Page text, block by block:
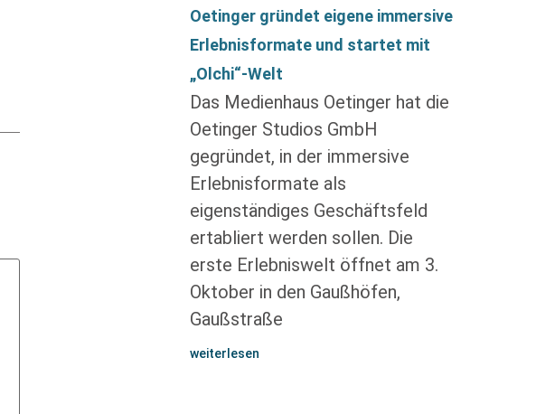
Oetinger gründet eigene immersive
Erlebnisformate und startet mit
„Olchi“-Welt
Das Medienhaus Oetinger hat die
Oetinger Studios GmbH
gegründet, in der immersive
Erlebnisformate als
eigenständiges Geschäftsfeld
ertabliert werden sollen. Die
erste Erlebniswelt öffnet am 3.
Oktober in den Gaußhöfen,
Gaußstraße
weiterlesen